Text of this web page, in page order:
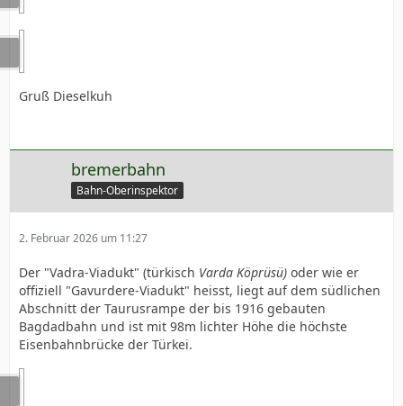
Gruß Dieselkuh
bremerbahn
Bahn-Oberinspektor
2. Februar 2026 um 11:27
Der "Vadra-Viadukt" (türkisch Varda Köprüsü) oder wie er
offiziell "Gavurdere-Viadukt" heisst, liegt auf dem südlichen
Abschnitt der Taurusrampe der bis 1916 gebauten
Bagdadbahn und ist mit 98m lichter Höhe die höchste
Eisenbahnbrücke der Türkei.